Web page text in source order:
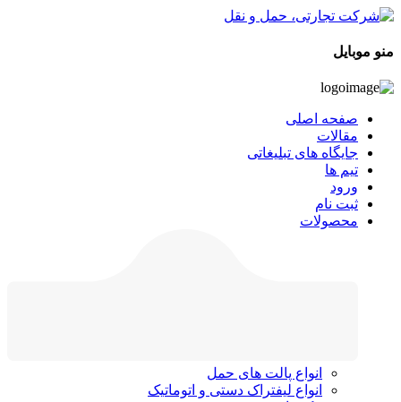
منو موبایل
صفحه اصلی
مقالات
جایگاه های تبلیغاتی
تیم ها
ورود
ثبت نام
محصولات
انواع پالت های حمل
انواع لیفتراک دستی و اتوماتیک